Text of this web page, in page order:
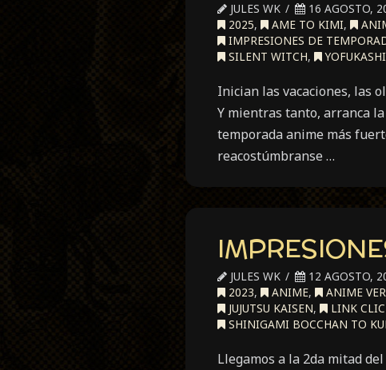
JULES WK
16 AGOSTO,
2025, AME TO KIMI,
IMPRESIONES DE
SILENT WITCH,
Inician las vacaciones, las
Y mientras tanto, arranca
temporada anime más
reacostúmbranse …
JULES WK
12 AGOSTO,
2023, ANIME, ANIME
JUJUTSU KAISEN, LINK
SHINIGAMI BOCCHAN TO
Llegamos a la 2da mitad